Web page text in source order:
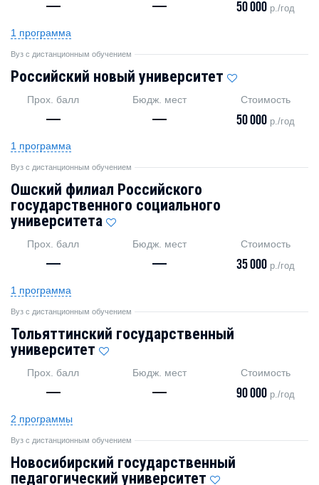
— — 50 000 р./год
1 программа
Вуз с дистанционным обучением
Российский новый университет
Прох. балл
—
Бюдж. мест
—
Стоимость
50 000 р./год
1 программа
Вуз с дистанционным обучением
Ошский филиал Российского
государственного социального
университета
Прох. балл
—
Бюдж. мест
—
Стоимость
35 000 р./год
1 программа
Вуз с дистанционным обучением
Тольяттинский государственный
университет
Прох. балл
—
Бюдж. мест
—
Стоимость
90 000 р./год
2 программы
Вуз с дистанционным обучением
Новосибирский государственный
педагогический университет